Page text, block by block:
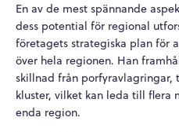
En av de mest spännande
dess potential för regional
företagets strategiska plan för
över hela regionen. Han
skillnad från porfyravlagringar,
kluster, vilket kan leda till flera
enda region.